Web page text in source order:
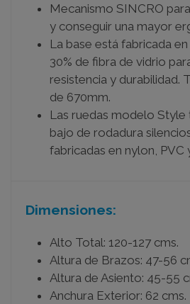
Mecanismo SINCRO
y conseguir una mayor
La base está fabricada
30% de fibra de vidrio
resistencia y durabilidad.
de 670mm.
Las ruedas modelo Style
bajo de rodadura
fabricadas en nylon, PVC
Dimensiones:
Alto Total: 120-127 cms.
Altura de Brazos: 47-56
Altura de Asiento: 45-55
Anchura Exterior: 62 cms.